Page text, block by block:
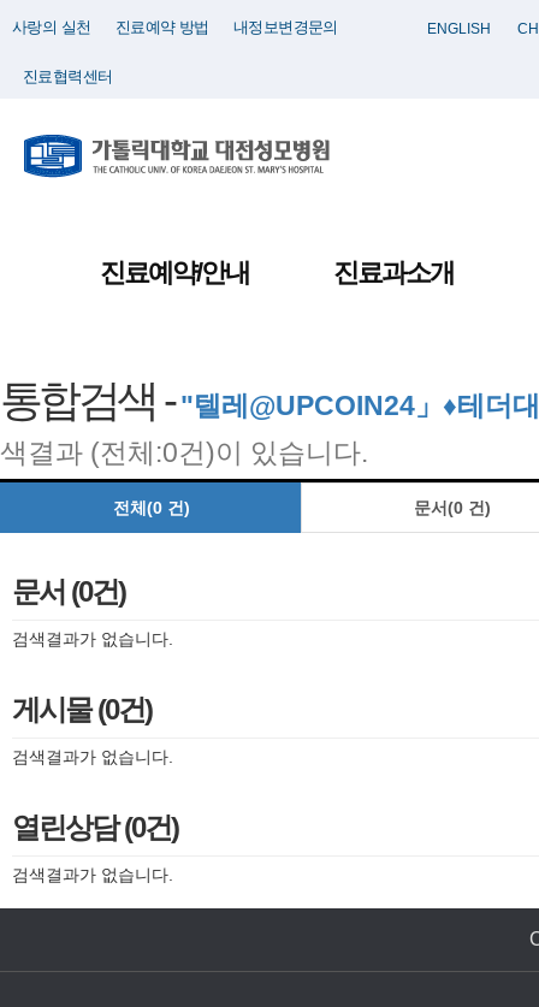
사랑의 실천 진료예약 방법 내정보변경문의
진료협력센터
ENGLISH
진료예약/안내 진료과소개
통합검색 - "텔레@UPCOIN24」♦테더
색결과 (전체:0건)이 있습니다.
전체(0 건) 문서(0 건)
문서 (0건)
검색결과가 없습니다.
게시물 (0건)
검색결과가 없습니다.
열린상담 (0건)
검색결과가 없습니다.